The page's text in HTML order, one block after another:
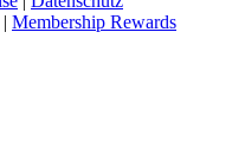
| Membership Rewards